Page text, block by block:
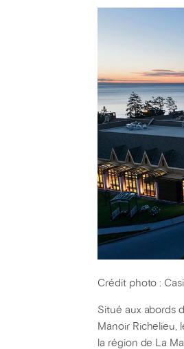
Crédit photo :
Situé aux abords
Manoir Richelieu,
la région de La